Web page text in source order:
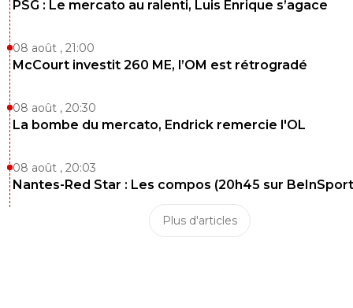
PSG : Le mercato au ralenti, Luis Enrique s’agace
08 août , 21:00
McCourt investit 260 ME, l’OM est rétrogradé
08 août , 20:30
La bombe du mercato, Endrick remercie l'OL
08 août , 20:03
Nantes-Red Star : Les compos (20h45 sur
Plus d'articles